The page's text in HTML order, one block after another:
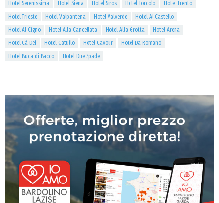
Hotel Serenissima
Hotel Siena Hotel Siros Hotel Torcolo
Hotel Trento
Hotel Trieste
Hotel Valpantena Hotel Valverde
Hotel Al Castello
Hotel Al Cigno
Hotel Alla Cancellata Hotel Alla Grotta
Hotel Arena
Hotel Cà Dei
Hotel Catullo Hotel Cavour
Hotel Da Romano
Hotel Buca di Bacco
Hotel Due Spade